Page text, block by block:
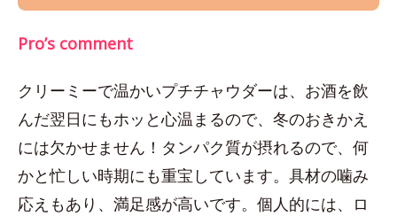
Pro’s comment
クリーミーで温かいプチチャウダーは、お酒を飲
んだ翌日にもホッと心温まるので、冬のおきかえ
には欠かせません！タンパク質が摂れるので、何
かと忙しい時期にも重宝しています。具材の噛み
応えもあり、満足感が高いです。個人的には、ロ